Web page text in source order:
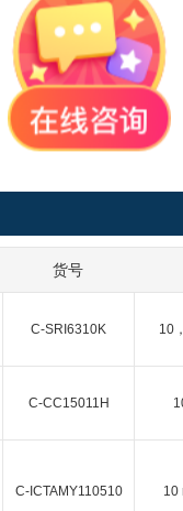
货号
C-SRI6310K 10
C-CC15011H
C-ICTAMY110510 10